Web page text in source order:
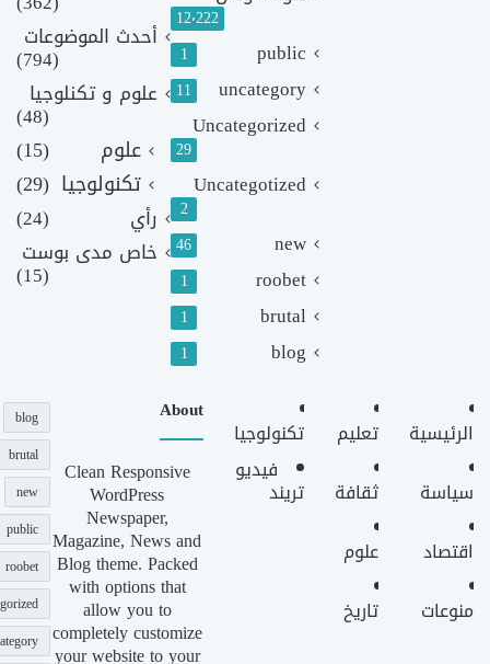
12٬222
public
1
uncategory
11
Uncategorized
29
Uncategotized
2
new
46
roobet
1
brutal
1
blog
1
أحدث الموضوعات
(794)
علوم و تكنلوجيا
(48)
علوم
(15)
تكنولوجيا (29)
رأي
(24)
خاص مدى بوست
(15)
الرئيسية
سياسة
اقتصاد
منوعات
تعليم
ثقافة
علوم
تاريخ
تكنولوجيا
فيديو
تريند
About
Clean Responsive
WordPress
Newspaper,
Magazine, News and
Blog theme. Packed
with options that
allow you to
completely customize
your website to your
blog
brutal
new
public
roobet